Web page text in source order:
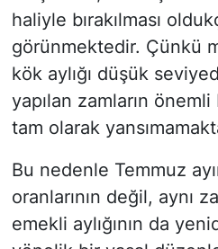
haliyle bırakılması
görünmektedir. Çünkü
kök aylığı düşük
yapılan zamların önemli
tam olarak
Bu nedenle Temmuz
oranlarının değil, aynı
emekli aylığının da